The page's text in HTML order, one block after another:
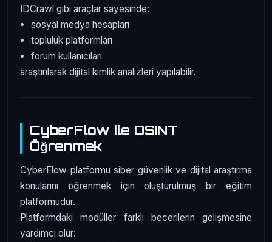
IDCrawl gibi araçlar sayesinde:
sosyal medya hesapları
topluluk platformları
forum kullanıcıları
araştırılarak dijital kimlik analizleri yapılabilir.
CyberFlow ile OSINT
Öğrenmek
CyberFlow platformu siber güvenlik ve dijital araştırma
konularını öğrenmek için oluşturulmuş bir eğitim
platformudur.
Platformdaki modüller farklı becerilerin gelişmesine
yardımcı olur: